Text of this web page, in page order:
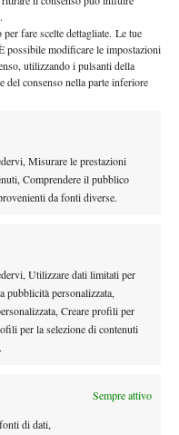
fare scelte dettagliate. Le tue
possibile modificare le impostazioni
utilizzando i pulsanti della
del consenso nella parte inferiore
Misurare le prestazioni
Comprendere il pubblico
da fonti diverse.
Utilizzare dati limitati per
pubblicità personalizzata,
Creare profili per
per la selezione di contenuti
Sempre attivo
di dati,
Australian Open
Novak Djokovic